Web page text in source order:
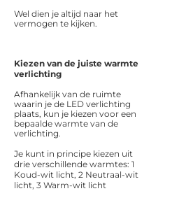
Wel dien je altijd naar het
vermogen te kijken.
Kiezen van de juiste warmte
verlichting
Afhankelijk van de ruimte
waarin je de LED verlichting
plaats, kun je kiezen voor een
bepaalde warmte van de
verlichting.
Je kunt in principe kiezen uit
drie verschillende warmtes: 1
Koud-wit licht, 2 Neutraal-wit
licht, 3 Warm-wit licht